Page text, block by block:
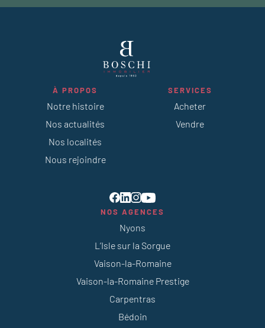
À PROPOS
Notre histoire
Nos actualités
Nos localités
Nous rejoindre
SERVICES
Acheter
Vendre
NOS AGENCES
Nyons
L’Isle sur la Sorgue
Vaison-la-Romaine
Vaison-la-Romaine Prestige
Carpentras
Bédoin